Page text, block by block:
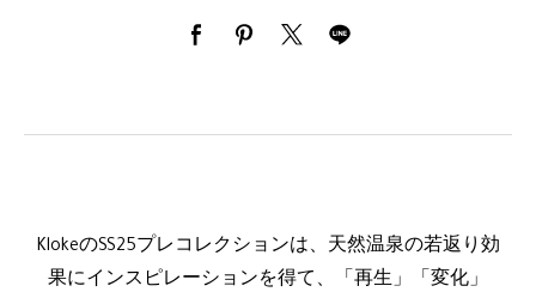
KlokeのSS25プレコレクションは、天然温泉の若返り効
果にインスピレーションを得て、「再生」「変化」